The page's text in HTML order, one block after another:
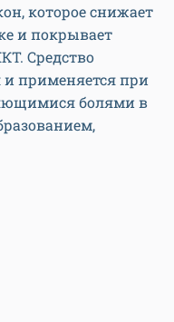
которое снижает
и покрывает
Средство
и применяется при
болями в